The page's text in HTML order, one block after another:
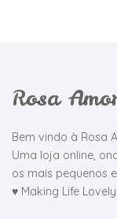
Rosa
Bem vindo à Rosa
Uma loja online,
os mais pequenos
♥ Making Life